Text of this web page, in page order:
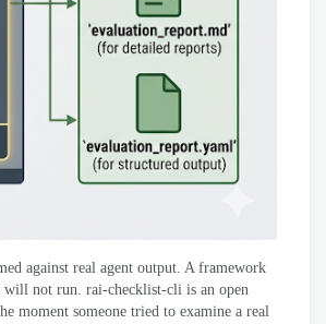
against real agent output. A framework
will not run. rai-checklist-cli is an open
moment someone tried to examine a real